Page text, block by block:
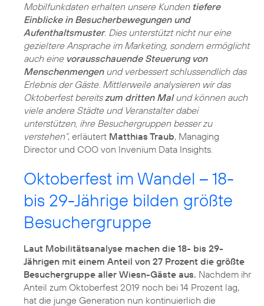
Mobilfunkdaten erhalten unsere Kunden tiefere
Einblicke in Besucherbewegungen und
Aufenthaltsmuster. Dies unterstützt nicht nur eine
gezieltere Ansprache im Marketing, sondern ermöglicht
auch eine vorausschauende Steuerung von
Menschenmengenund verbessert schlussendlich das
Erlebnis der Gäste. Mittlerweile analysieren wir das
Oktoberfest bereitszum dritten Malund können auch
viele andere Städte und Veranstalter dabei
unterstützen, ihre Besuchergruppen besser zu
verstehen“, erläutert Matthias Traub, Managing
Director und COO von Invenium Data Insights.
Oktoberfest im Wandel – 18-
bis 29-Jährige bilden größte
Besuchergruppe
Laut Mobilitätsanalyse machen die 18- bis 29-
Jährigen mit einem Anteil von 27 Prozent die größte
Besuchergruppe aller Wiesn-Gäste aus. Nachdem ihr
Anteil zum Oktoberfest 2019 noch bei 14 Prozent lag,
hat die junge Generation nun kontinuierlich die